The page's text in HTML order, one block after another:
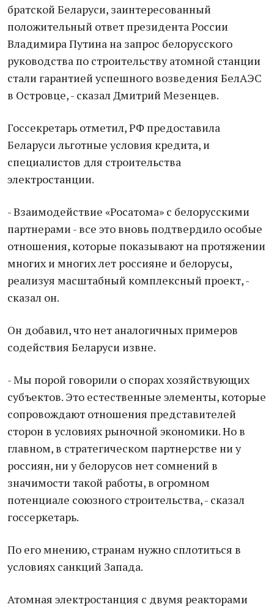
братской Беларуси, заинтересованный
положительный ответ президента России
Владимира Путина на запрос белорусского
руководства по строительству атомной станции
стали гарантией успешного возведения БелАЭС
в Островце, - сказал Дмитрий Мезенцев.
Госсекретарь отметил, РФ предоставила
Беларуси льготные условия кредита, и
специалистов для строительства
электростанции.
- Взаимодействие «Росатома» с белорусскими
партнерами - все это вновь подтвердило особые
отношения, которые показывают на протяжении
многих и многих лет россияне и белорусы,
реализуя масштабный комплексный проект, -
сказал он.
Он добавил, что нет аналогичных примеров
содействия Беларуси извне.
- Мы порой говорили о спорах хозяйствующих
субъектов. Это естественные элементы, которые
сопровождают отношения представителей
сторон в условиях рыночной экономики. Но в
главном, в стратегическом партнерстве ни у
россиян, ни у белорусов нет сомнений в
значимости такой работы, в огромном
потенциале союзного строительства, - сказал
госсеркетарь.
По его мнению, странам нужно сплотиться в
условиях санкций Запада.
Атомная электростанция с двумя реакторами